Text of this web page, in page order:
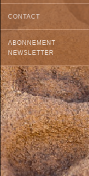
CONTACT
ABONNEMENT
NEWSLETTER